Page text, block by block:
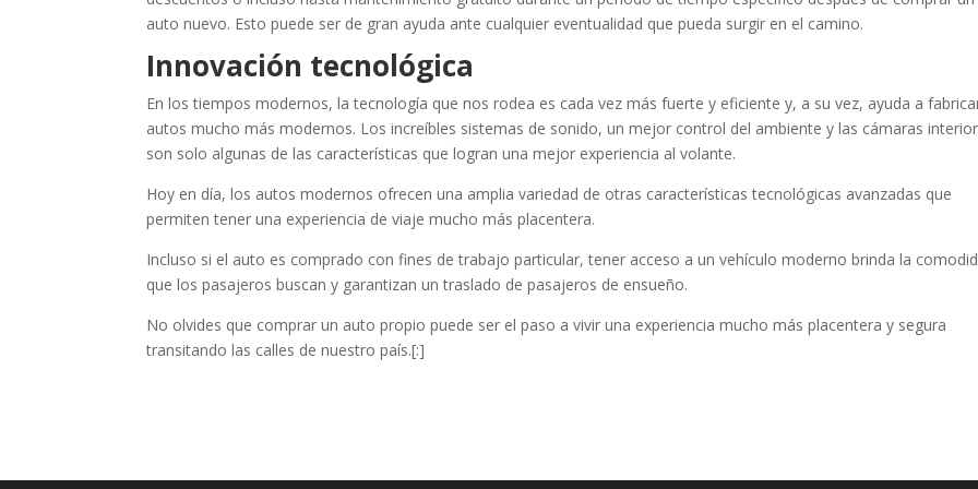
auto nuevo. Esto puede ser de gran ayuda ante cualquier eventualidad que pueda surgir en el camino.
Innovación tecnológica
En los tiempos modernos, la tecnología que nos rodea es cada vez más fuerte y eficiente y, a su vez, ayuda a
autos mucho más modernos. Los increíbles sistemas de sonido, un mejor control del ambiente y las cámaras
son solo algunas de las características que logran una mejor experiencia al volante.
Hoy en día, los autos modernos ofrecen una amplia variedad de otras características tecnológicas avanzadas que
permiten tener una experiencia de viaje mucho más placentera.
Incluso si el auto es comprado con fines de trabajo particular, tener acceso a un vehículo moderno brinda la
que los pasajeros buscan y garantizan un traslado de pasajeros de ensueño.
No olvides que comprar un auto propio puede ser el paso a vivir una experiencia mucho más placentera y segura
transitando las calles de nuestro país.[:]